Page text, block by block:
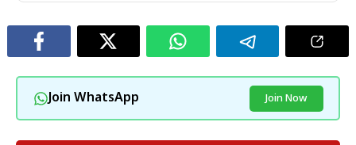
Join WhatsApp Join Now